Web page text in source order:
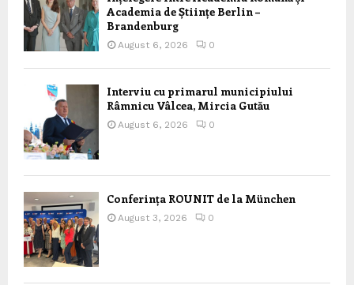
Academia de Științe Berlin –
Brandenburg
August 6, 2026 0
Interviu cu primarul municipiului
Râmnicu Vâlcea, Mircia Gutău
August 6, 2026 0
Conferința ROUNIT de la München
August 3, 2026 0